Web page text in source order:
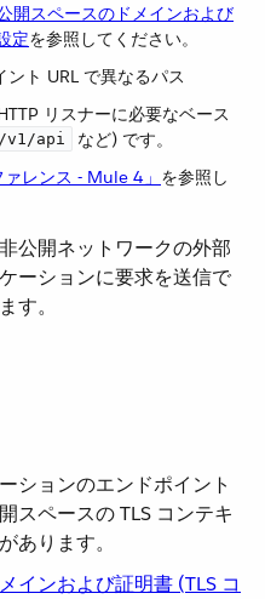
開スペースのドメインおよび
定を参照してください。
ト URL で異なるパス
リスナーに必要なベース
v1/api
​ など) です。
ァレンス - Mule 4」 ​を参照し
公開ネットワークの外部
ーションに要求を送信で
す。
ションのエンドポイント
スペースの TLS コンテキ
あります。
インおよび証明書 (TLS コ